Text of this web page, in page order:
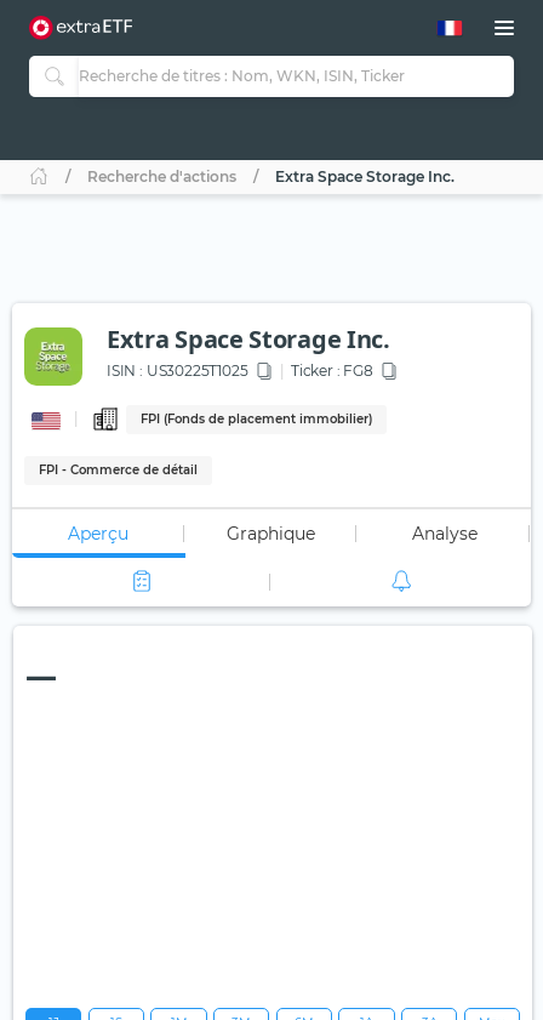
Recherche d'actions Extra Space Storage Inc.
Extra Space Storage Inc.
ISIN : US30225T1025 Ticker : FG8
FPI (Fonds de placement immobilier)
FPI - Commerce de détail
Aperçu Graphique Analyse
—